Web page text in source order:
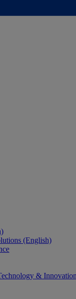
(English)
&